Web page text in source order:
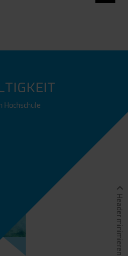
Hochschule
Header minimieren